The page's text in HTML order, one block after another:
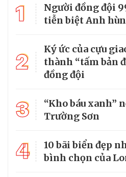
1
Người đồng đội
tiễn biệt Anh
2
Ký ức của cựu
thành “tấm bản
đồng đội
3
“Kho báu xanh”
Trường Sơn
4
10 bãi biển đẹp
bình chọn của